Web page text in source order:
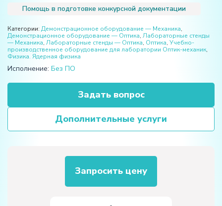
Помощь в подготовке конкурсной документации
Категории: Демонстрационное оборудование — Механика,
Демонстрационное оборудование — Оптика, Лабораторные стенды
— Механика, Лабораторные стенды — Оптика, Оптика, Учебно-
производственное оборудование для лаборатории Оптик-механик,
Физика. Ядерная физика
Исполнение: Без ПО
Задать вопрос
Дополнительные услуги
Запросить цену